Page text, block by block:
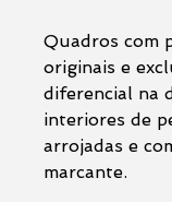
Quadros com
originais e
diferencial na
interiores de
arrojadas e
marcante.